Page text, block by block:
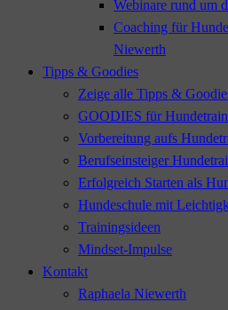
Webinare rund um
Coaching für
Niewerth
Tipps & Goodies
Zeige alle Tipps &
GOODIES für
Vorbereitung aufs
Berufseinsteiger
Erfolgreich Starten als
Hundeschule mit
Trainingsideen
Mindset-Impulse
Kontakt
Raphaela Niewerth